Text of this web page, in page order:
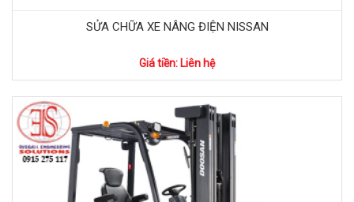
SỬA CHỮA XE NÂNG ĐIỆN NISSAN
Giá tiền: Liên hệ